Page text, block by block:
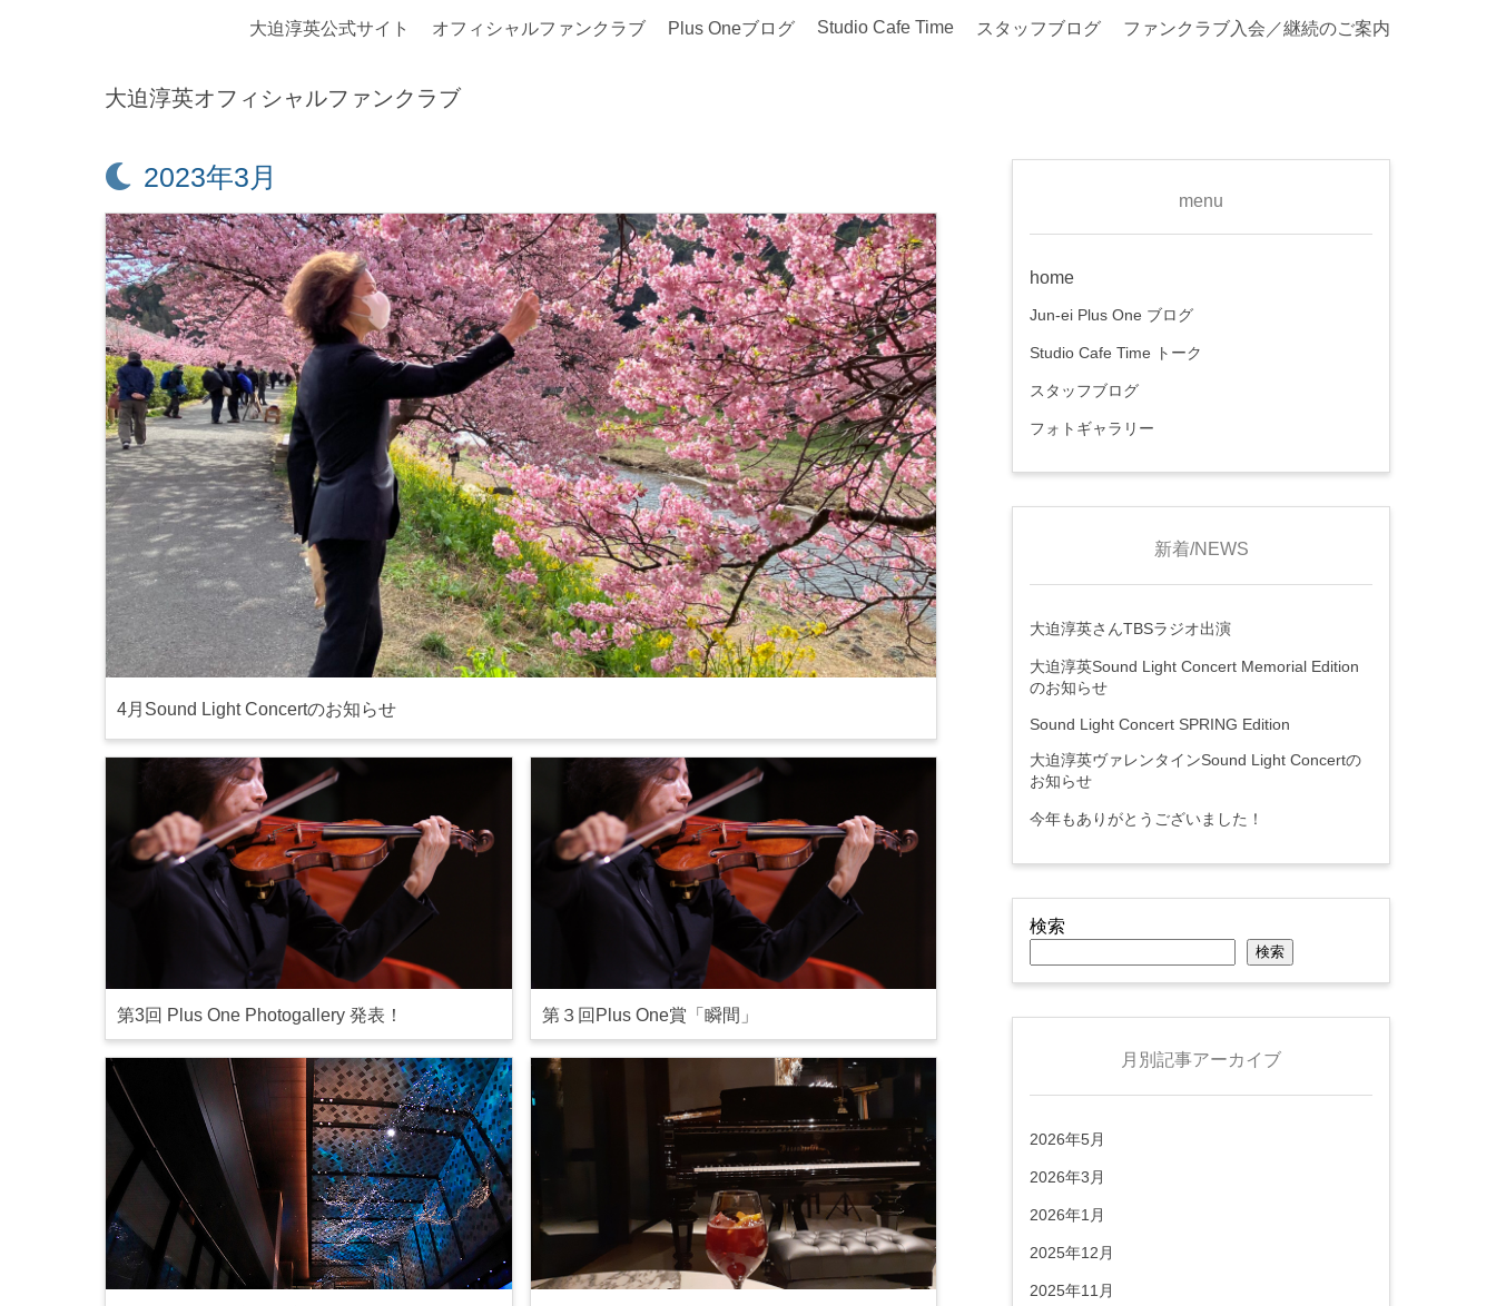
大迫淳英オフィシャルファンクラブ
大迫淳英公式サイト オフィシャルファンクラブ Plus Oneブログ Studio Cafe Time スタッフブログ ファンクラブ入会／継続のご案内
月:
2023年3月
4月Sound Light Concertのお知らせ
第3回 Plus One Photogallery 発表！ 第３回Plus One賞「瞬間」
menu
home
Jun-ei Plus One ブログ
Studio Cafe Time トーク
スタッフブログ
フォトギャラリー
新着/NEWS
大迫淳英さんTBSラジオ出演
大迫淳英Sound Light Concert Memorial Edition
のお知らせ
Sound Light Concert SPRING Edition
大迫淳英ヴァレンタインSound Light Concertの
お知らせ
今年もありがとうございました！
検索
検索
月別記事アーカイブ
2026年5月
2026年3月
2026年1月
2025年12月
2025年11月